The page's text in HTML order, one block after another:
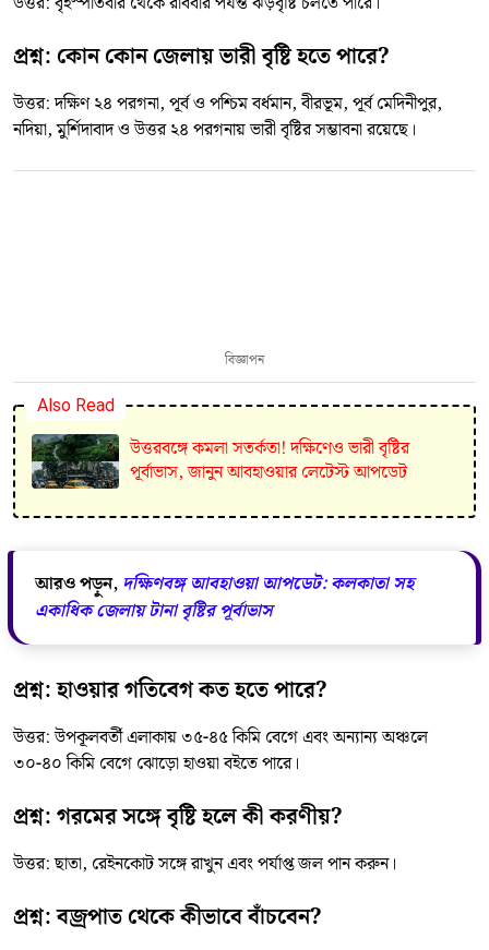
প্রশ্ন: কোন কোন জেলায় ভারী বৃষ্টি হতে পারে?
উত্তর: দক্ষিণ ২৪ পরগনা, পূর্ব ও পশ্চিম বর্ধমান, বীরভূম, পূর্ব মেদিনীপুর,
নদিয়া, মুর্শিদাবাদ ও উত্তর ২৪ পরগনায় ভারী বৃষ্টির সম্ভাবনা রয়েছে।
বিজ্ঞাপন
Also Read
উত্তরবঙ্গে কমলা সতর্কতা! দক্ষিণেও ভারী বৃষ্টির
পূর্বাভাস, জানুন আবহাওয়ার লেটেস্ট আপডেট
আরও পড়ুন, দক্ষিণবঙ্গ আবহাওয়া আপডেট: কলকাতা সহ
একাধিক জেলায় টানা বৃষ্টির পূর্বাভাস
প্রশ্ন: হাওয়ার গতিবেগ কত হতে পারে?
উত্তর: উপকূলবর্তী এলাকায় ৩৫-৪৫ কিমি বেগে এবং অন্যান্য অঞ্চলে
৩০-৪০ কিমি বেগে ঝোড়ো হাওয়া বইতে পারে।
প্রশ্ন: গরমের সঙ্গে বৃষ্টি হলে কী করণীয়?
উত্তর: ছাতা, রেইনকোট সঙ্গে রাখুন এবং পর্যাপ্ত জল পান করুন।
প্রশ্ন: বজ্রপাত থেকে কীভাবে বাঁচবেন?